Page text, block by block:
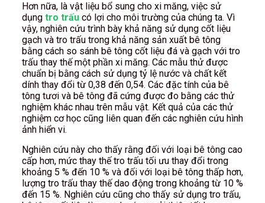
Hơn nữa, là vật liệu bổ sung cho xi măng, việc sử
dụng tro trấucó lợi cho môi trường của chúng ta. Vì
vậy, nghiên cứu trình bày khả năng sử dụng cốt liệu
gạch và tro trấu trong khả năng sản xuất bê tông
bằng cách so sánh bê tông cốt liệu đá và gạch với tro
trấu thay thế một phần xi măng. Các mẫu thử được
chuẩn bị bằng cách sử dụng tỷ lệ nước và chất kết
dính thay đổi từ 0,38 đến 0,54. Các đặc tính của bê
tông tươi và bê tông đã cứng được đo bằng các thử
nghiệm khác nhau trên mẫu vật. Kết quả của các thử
nghiệm cơ học cũng liên quan đến các nghiên cứu hình
ảnh hiển vi.
Nghiên cứu này cho thấy rằng đối với loại bê tông cao
cấp hơn, mức thay thế tro trấu tối ưu thay đổi trong
khoảng 5 % đến 10 % và đối với loại bê tông thấp hơn,
lượng tro trấu thay thế dao động trong khoảng từ 10 %
đến 15 %. Nghiên cứu cũng cho thấy sử dụng tro trấu,